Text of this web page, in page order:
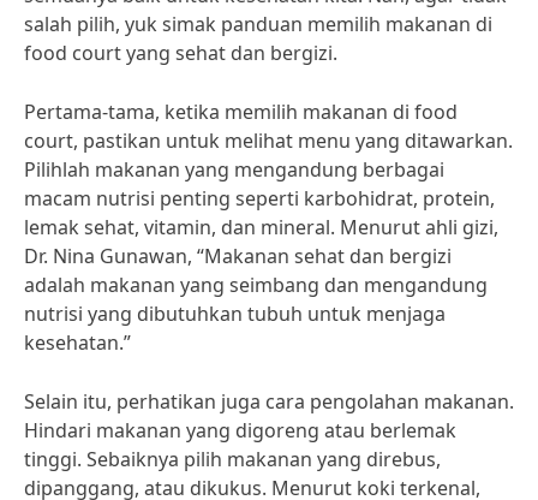
salah pilih, yuk simak panduan memilih makanan di
food court yang sehat dan bergizi.
Pertama-tama, ketika memilih makanan di food
court, pastikan untuk melihat menu yang ditawarkan.
Pilihlah makanan yang mengandung berbagai
macam nutrisi penting seperti karbohidrat, protein,
lemak sehat, vitamin, dan mineral. Menurut ahli gizi,
Dr. Nina Gunawan, “Makanan sehat dan bergizi
adalah makanan yang seimbang dan mengandung
nutrisi yang dibutuhkan tubuh untuk menjaga
kesehatan.”
Selain itu, perhatikan juga cara pengolahan makanan.
Hindari makanan yang digoreng atau berlemak
tinggi. Sebaiknya pilih makanan yang direbus,
dipanggang, atau dikukus. Menurut koki terkenal,